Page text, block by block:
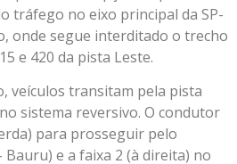
tráfego no eixo principal da SP-
onde segue interditado o trecho
e 420 da pista Leste.
veículos transitam pela pista
sistema reversivo. O condutor
para prosseguir pelo
e a faixa 2 (à direita) no